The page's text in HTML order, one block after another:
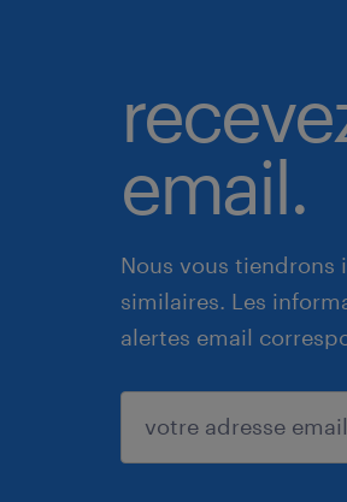
email.
Nous vous tiendrons
similaires. Les
alertes email
enregistrer